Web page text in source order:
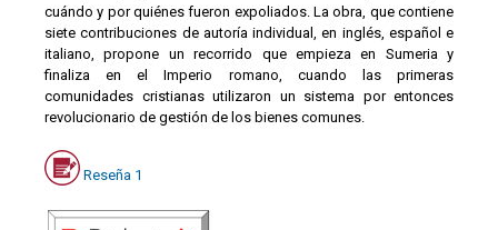
cuándo y por quiénes fueron expoliados. La obra, que contiene
siete contribuciones de autoría individual, en inglés, español e
italiano, propone un recorrido que empieza en Sumeria y
finaliza en el Imperio romano, cuando las primeras
comunidades cristianas utilizaron un sistema por entonces
revolucionario de gestión de los bienes comunes.
Reseña 1